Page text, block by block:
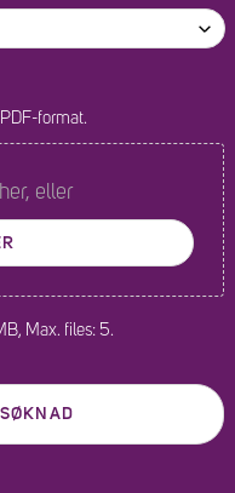
format.
eller
Max. files: 5.